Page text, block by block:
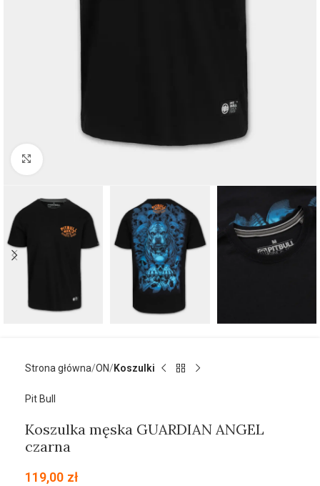
Strona główna ON Koszulki
Pit Bull
Koszulka męska GUARDIAN ANGEL
czarna
119,00 zł